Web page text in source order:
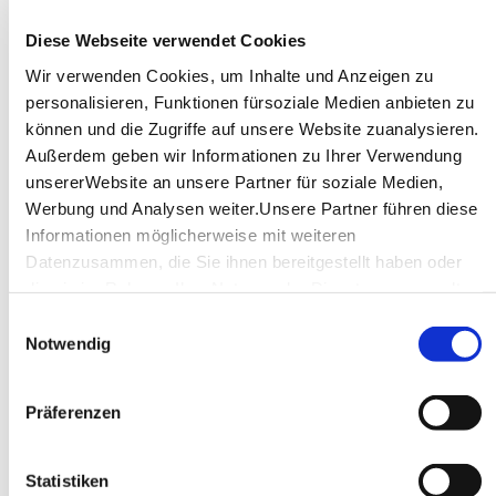
Diese Webseite verwendet Cookies
Wir verwenden Cookies, um Inhalte und Anzeigen zu
personalisieren, Funktionen fürsoziale Medien anbieten zu
können und die Zugriffe auf unsere Website zuanalysieren.
Außerdem geben wir Informationen zu Ihrer Verwendung
unsererWebsite an unsere Partner für soziale Medien,
Werbung und Analysen weiter.Unsere Partner führen diese
Informationen möglicherweise mit weiteren
Datenzusammen, die Sie ihnen bereitgestellt haben oder
Impressum
Notwendig
Präferenzen
Statistiken
SKY­L­OFT STUTT­GART
Veranstaltungsräume: 1
Größter Raum: max. 55 Personen
SPECIAL LOCATION
KUR­SAAL BAD CANNSTATT
Königsplatz 1, 70372 Stuttgart
Größter Raum: max.